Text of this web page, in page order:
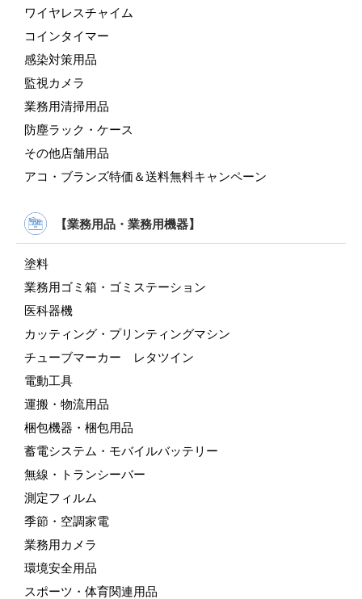
ワイヤレスチャイム
コインタイマー
感染対策用品
監視カメラ
業務用清掃用品
防塵ラック・ケース
その他店舗用品
アコ・ブランズ特価＆送料無料キャンペーン
【業務用品・業務用機器】
塗料
業務用ゴミ箱・ゴミステーション
医科器機
カッティング・プリンティングマシン
チューブマーカー レタツイン
電動工具
運搬・物流用品
梱包機器・梱包用品
蓄電システム・モバイルバッテリー
無線・トランシーバー
測定フィルム
季節・空調家電
業務用カメラ
環境安全用品
スポーツ・体育関連用品